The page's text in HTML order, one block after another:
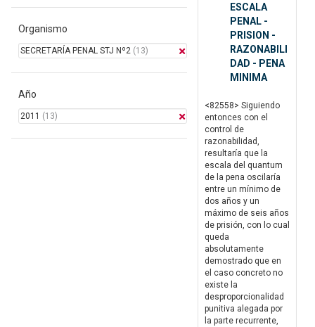
Organismo
SECRETARÍA PENAL STJ Nº2 (13)
Año
2011 (13)
ESCALA
PENAL -
PRISION -
RAZONABILI
DAD - PENA
MINIMA
<82558> Siguiendo
entonces con el
control de
razonabilidad,
resultaría que la
escala del quantum
de la pena oscilaría
entre un mínimo de
dos años y un
máximo de seis años
de prisión, con lo cual
queda
absolutamente
demostrado que en
el caso concreto no
existe la
desproporcionalidad
punitiva alegada por
la parte recurrente,